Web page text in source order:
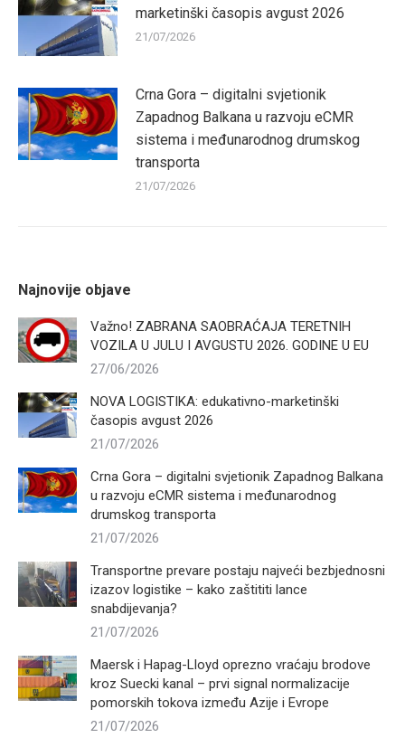
marketinški časopis avgust 2026
21/07/2026
Crna Gora – digitalni svjetionik
Zapadnog Balkana u razvoju eCMR
sistema i međunarodnog drumskog
transporta
21/07/2026
Najnovije objave
Važno! ZABRANA SAOBRAĆAJA TERETNIH
VOZILA U JULU I AVGUSTU 2026. GODINE U EU
27/06/2026
NOVA LOGISTIKA: edukativno-marketinški
časopis avgust 2026
21/07/2026
Crna Gora – digitalni svjetionik Zapadnog Balkana
u razvoju eCMR sistema i međunarodnog
drumskog transporta
21/07/2026
Transportne prevare postaju najveći bezbjednosni
izazov logistike – kako zaštititi lance
snabdijevanja?
21/07/2026
Maersk i Hapag-Lloyd oprezno vraćaju brodove
kroz Suecki kanal – prvi signal normalizacije
pomorskih tokova između Azije i Evrope
21/07/2026